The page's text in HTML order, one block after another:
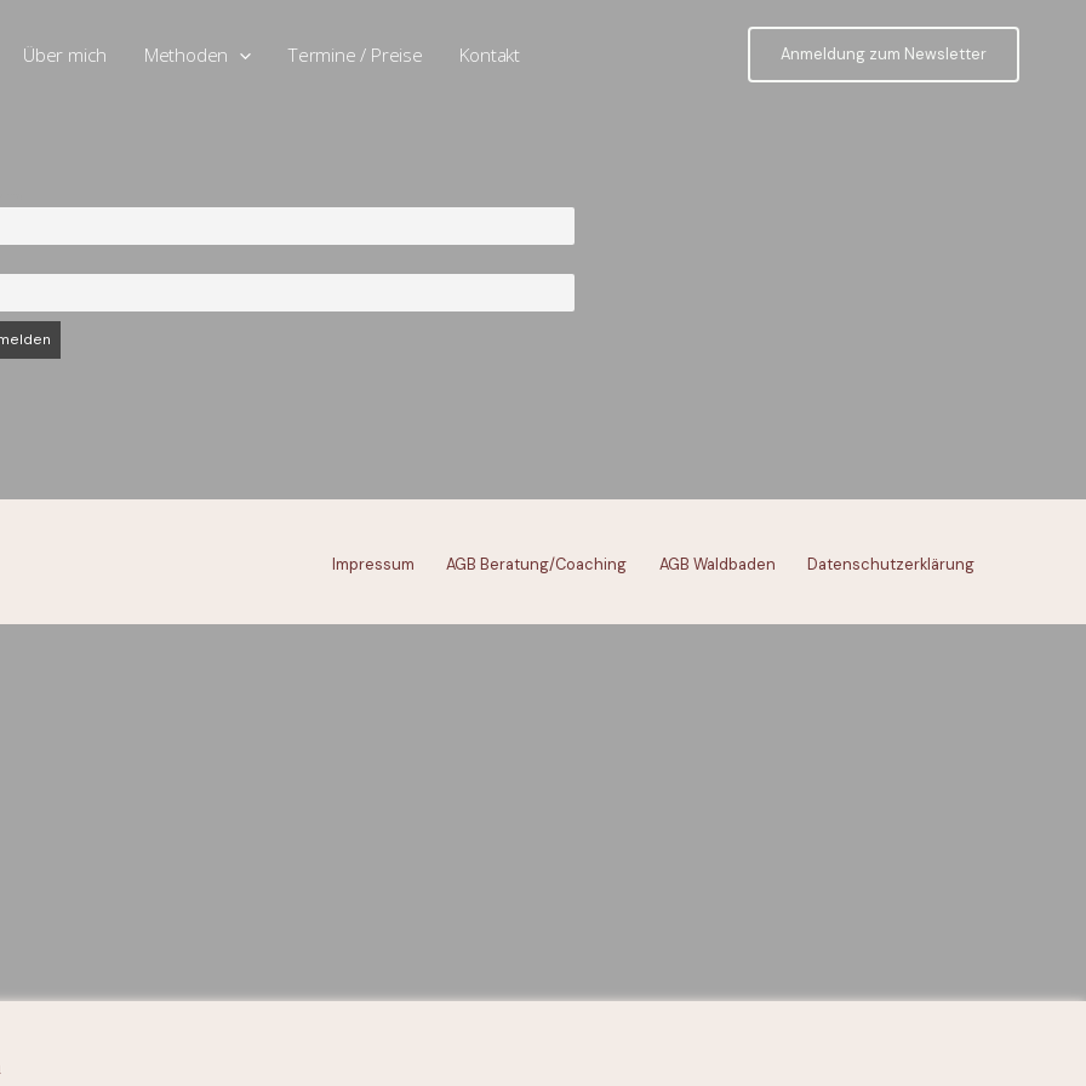
Über mich Methoden Termine / Preise Kontakt Anmeldung zum Newsletter
Impressum AGB Beratung/Coaching AGB Waldbaden Datenschutzerklärung